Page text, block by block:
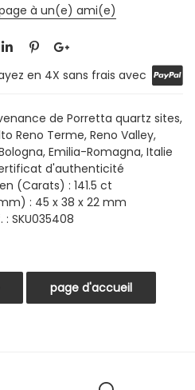
à un(e) ami(e)
en 4X sans frais avec
de Porretta quartz sites,
Reno Terme, Reno Valley,
Emilia-Romagna, Italie
d'authenticité
(Carats) : 141.5 ct
: 45 x 38 x 22 mm
: SKU035408